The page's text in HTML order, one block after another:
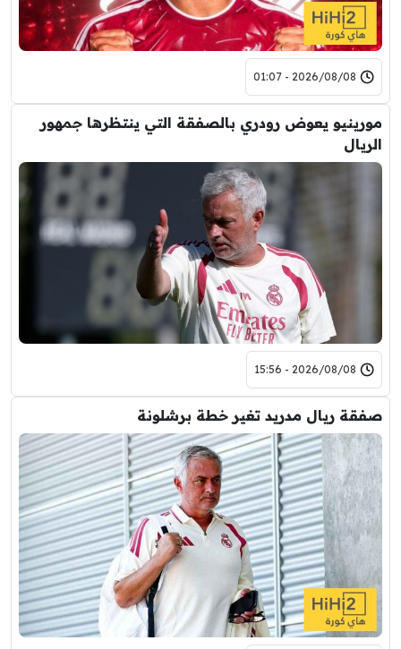
2026/08/08 - 01:07
مورينيو يعوض رودري بالصفقة التي ينتظرها جمهور
الريال
2026/08/08 - 15:56
صفقة ريال مدريد تغير خطة برشلونة